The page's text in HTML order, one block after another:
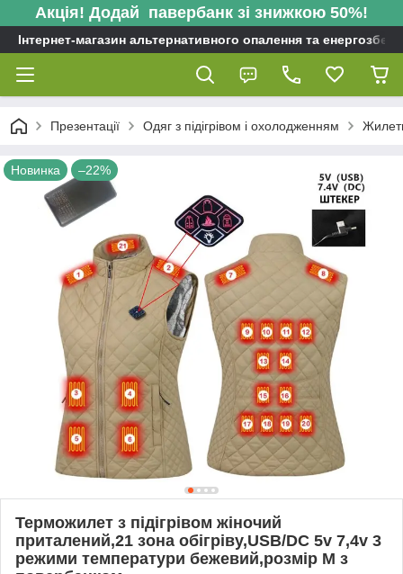
Акція! Додай павербанк зі знижкою 50%!
Інтернет-магазин альтернативного опалення та
Презентації Одяг з підігрівом і охолодженням
Новинка –22%
Терможилет з підігрівом жіночий
приталений,21 зона обігріву,USB/DC 5v 7,4v 3
режими температури бежевий,розмір M з